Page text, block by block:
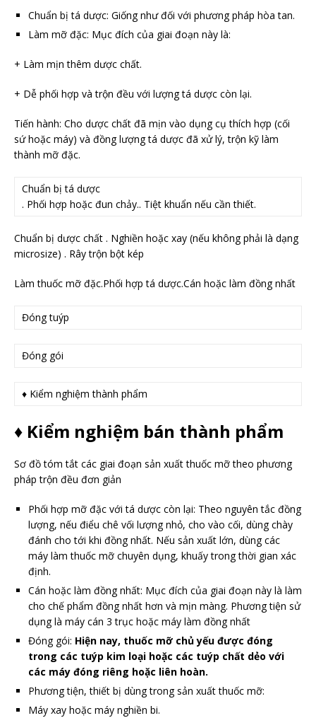
Chuẩn bị tá dược: Giống như đối với phương pháp hòa tan.
Làm mỡ đặc: Mục đích của giai đoạn này là:
+ Làm mịn thêm dược chất.
+ Dễ phối hợp và trộn đều với lượng tá dược còn lại.
Tiến hành: Cho dược chất đã mịn vào dụng cụ thích hợp (cối
sứ hoặc máy) và đồng lượng tá dược đã xử lý, trộn kỹ làm
thành mỡ đặc.
Chuẩn bị tá dược
. Phối hợp hoặc đun chảy.. Tiệt khuẩn nếu cần thiết.
Chuẩn bị dược chất . Nghiền hoặc xay (nếu không phải là dạng
microsize) . Rây trộn bột kép
Làm thuốc mỡ đặc.Phối hợp tá dược.Cán hoặc làm đồng nhất
Đóng tuýp
Đóng gói
♦ Kiểm nghiệm thành phẩm
♦ Kiểm nghiệm bán thành phẩm
Sơ đồ tóm tắt các giai đoạn sản xuất thuốc mỡ theo phương
pháp trộn đều đơn giản
Phối hợp mỡ đặc với tá dược còn lại: Theo nguyên tắc đồng
lượng, nếu điểu chê vối lượng nhỏ, cho vào cối, dùng chày
đánh cho tới khi đồng nhất. Nếu sản xuất lớn, dùng các
máy làm thuốc mỡ chuyên dụng, khuấy trong thời gian xác
định.
Cán hoặc làm đồng nhất: Mục đích của giai đoạn này là làm
cho chế phẩm đồng nhất hơn và mịn màng. Phương tiện sử
dụng là máy cán 3 trục hoặc máy làm đồng nhất
Đóng gói: Hiện nay, thuốc mỡ chủ yếu được đóng
trong các tuýp kim loại hoặc các tuýp chất dẻo với
các máy đóng riêng hoặc liên hoàn.
Phương tiện, thiết bị dùng trong sản xuất thuốc mỡ:
Máy xay hoặc máy nghiền bi.